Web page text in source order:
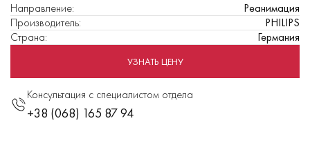
УЗНАТЬ ЦЕНУ
Консультация с специалистом отдела
+38 (068) 165 87 94
Направление:
Реанимация
Производитель:
PHILIPS
Страна: Германия